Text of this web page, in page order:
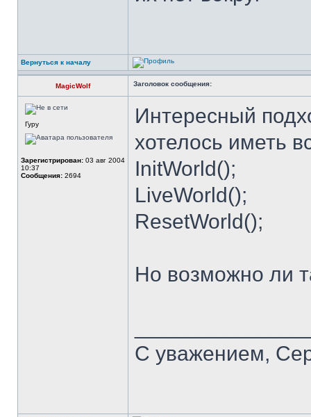
Вернуться к началу
MagicWolf Заголовок сообщения:
Гуру
Зарегистрирован: 03 авг 2004
10:37
Сообщения: 2694
Интересный
хотелось иметь
InitWorld();
LiveWorld();
ResetWorld();
Но возможно ли
С уважением,